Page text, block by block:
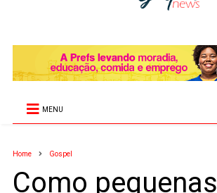
MENU
Home Gospel
Como pequenas